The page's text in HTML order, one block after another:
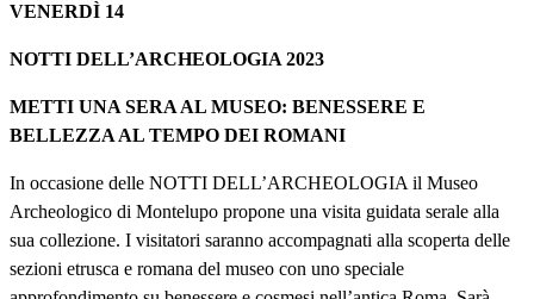
VENERDÌ 14
NOTTI DELL’ARCHEOLOGIA 2023
METTI UNA SERA AL MUSEO: BENESSERE E
BELLEZZA AL TEMPO DEI ROMANI
In occasione delle NOTTI DELL’ARCHEOLOGIA il Museo
Archeologico di Montelupo propone una visita guidata serale alla
sua collezione. I visitatori saranno accompagnati alla scoperta delle
sezioni etrusca e romana del museo con uno speciale